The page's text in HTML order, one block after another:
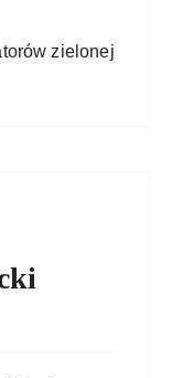
zielonej